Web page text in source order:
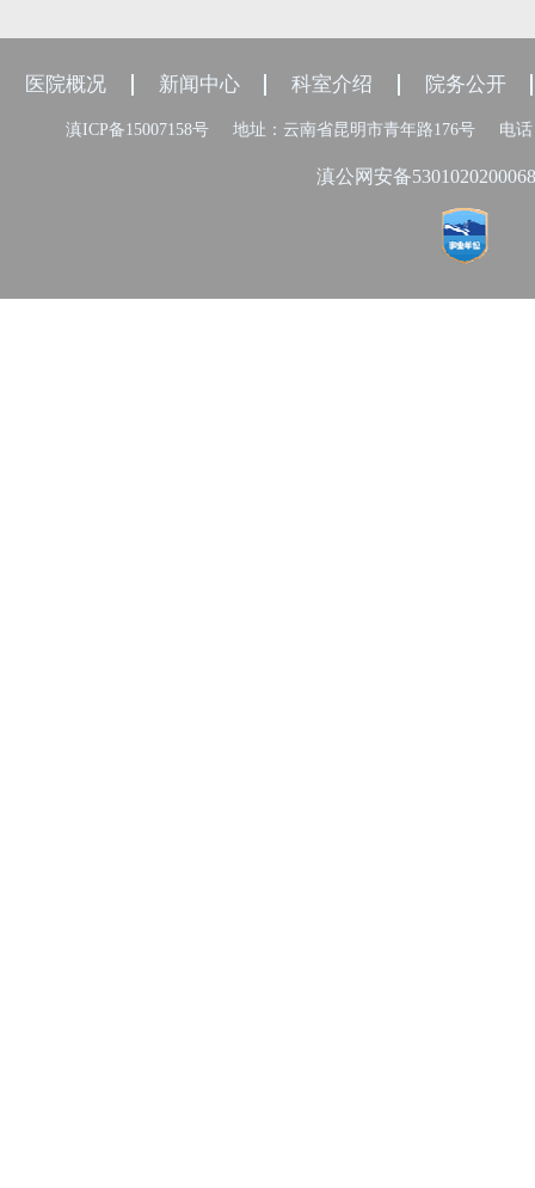
医院概况 新闻中心 科室介绍 院务公开
滇ICP备15007158号 地址：云南省昆明市青年路176号 电话
滇公网安备